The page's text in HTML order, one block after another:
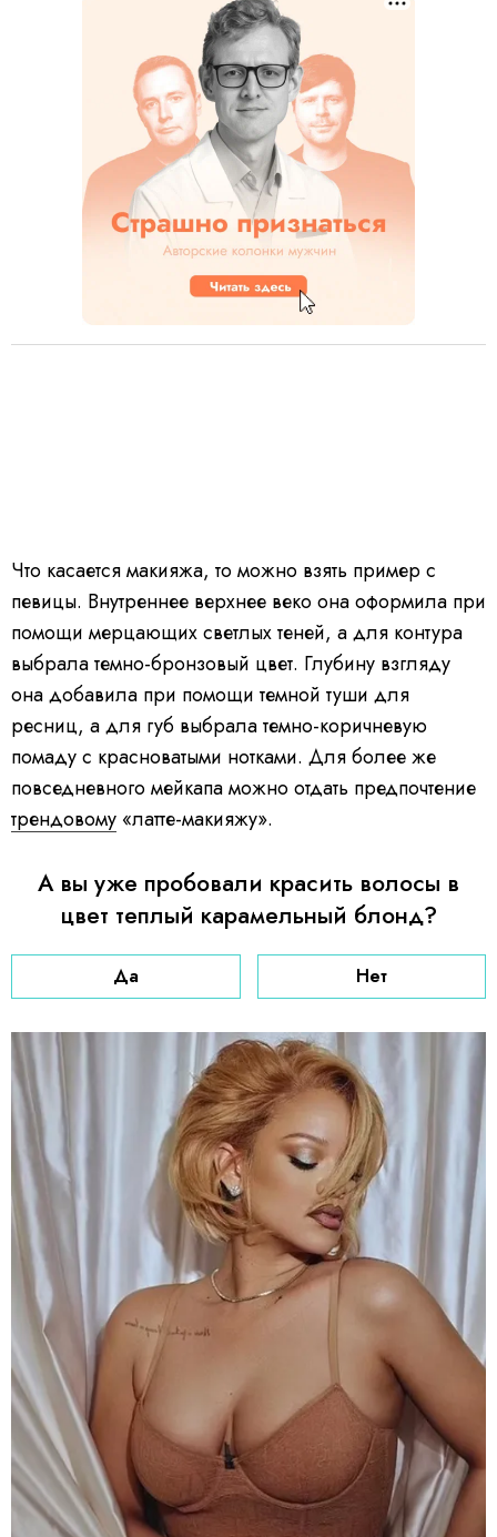
Что касается макияжа, то можно взять пример с
певицы. Внутреннее верхнее веко она оформила при
помощи мерцающих светлых теней, а для контура
выбрала темно-бронзовый цвет. Глубину взгляду
она добавила при помощи темной туши для
ресниц, а для губ выбрала темно-коричневую
помаду с красноватыми нотками. Для более же
повседневного мейкапа можно отдать предпочтение
трендовому «латте-макияжу».
А вы уже пробовали красить волосы в
цвет теплый карамельный блонд?
Да Нет